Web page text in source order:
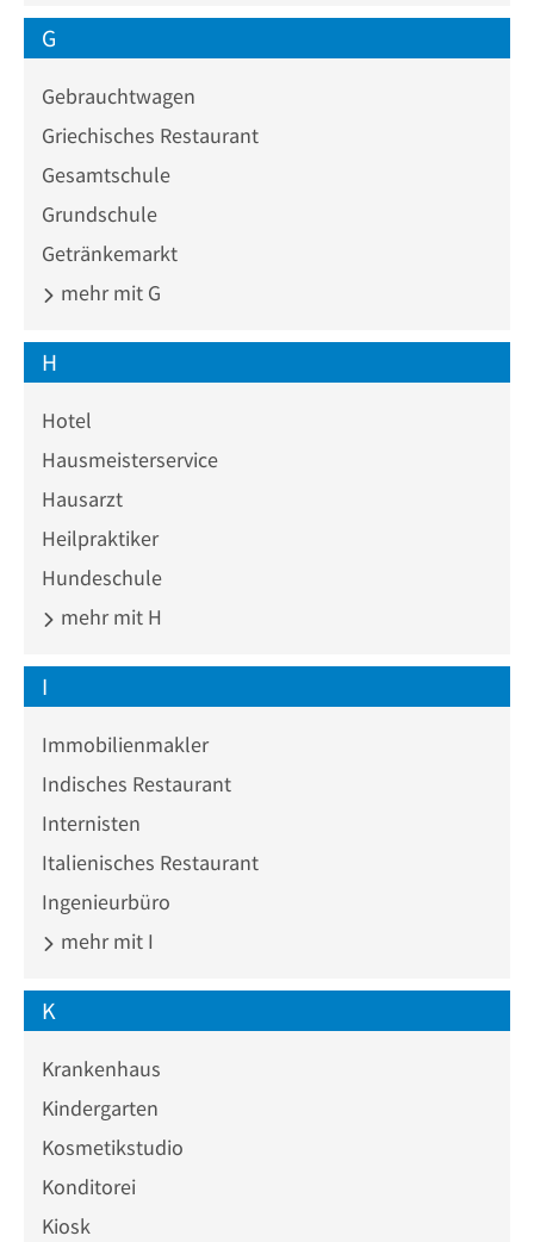
G
Gebrauchtwagen
Griechisches Restaurant
Gesamtschule
Grundschule
Getränkemarkt
mehr mit G
H
Hotel
Hausmeisterservice
Hausarzt
Heilpraktiker
Hundeschule
mehr mit H
I
Immobilienmakler
Indisches Restaurant
Internisten
Italienisches Restaurant
Ingenieurbüro
mehr mit I
K
Krankenhaus
Kindergarten
Kosmetikstudio
Konditorei
Kiosk